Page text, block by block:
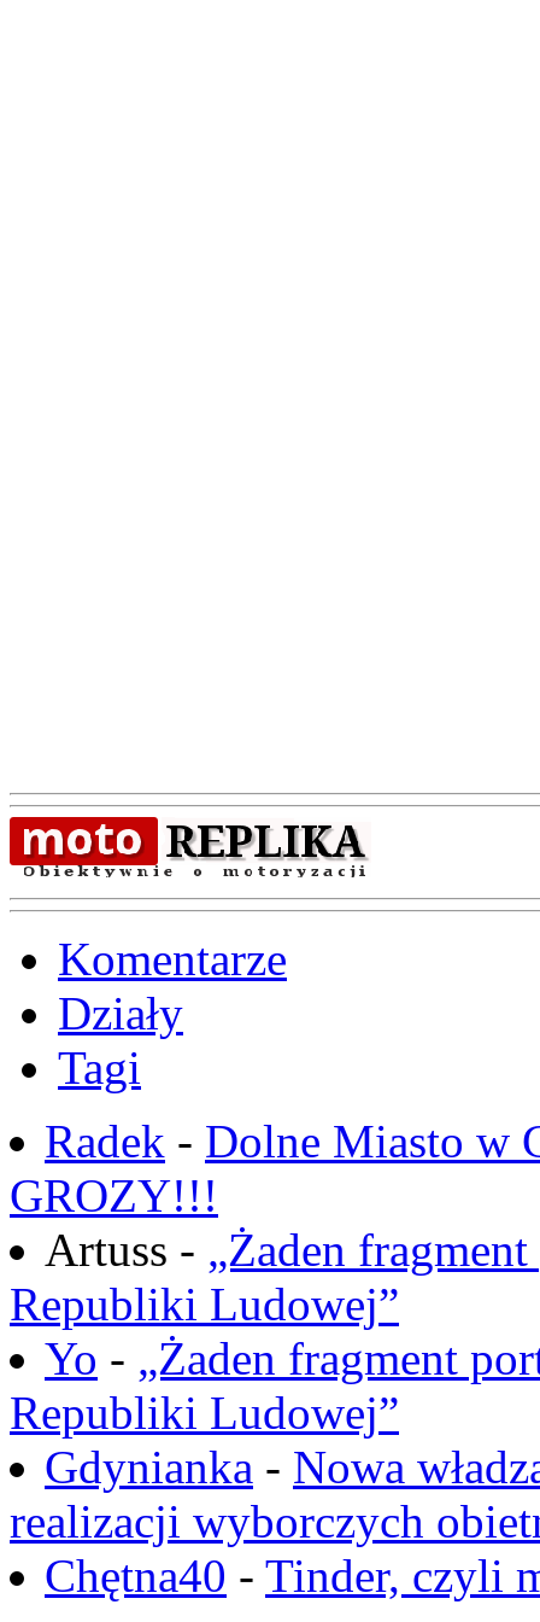
Komentarze
Działy
Tagi
Radek - Dolne Miasto w
GROZY!!!
Artuss - „Żaden
Republiki Ludowej”
Yo - „Żaden fragment
Republiki Ludowej”
Gdynianka - Nowa
realizacji wyborczych
Chętna40 - Tinder, czyli